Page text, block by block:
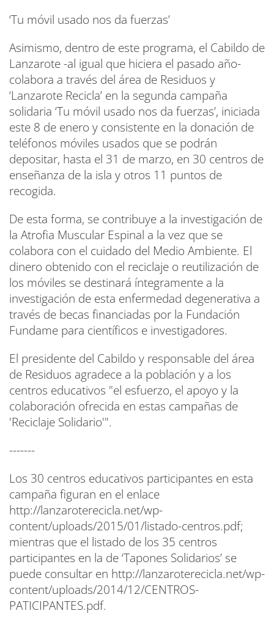
‘Tu móvil usado nos da fuerzas’
Asimismo, dentro de este programa, el Cabildo de
Lanzarote -al igual que hiciera el pasado año-
colabora a través del área de Residuos y
‘Lanzarote Recicla’ en la segunda campaña
solidaria ‘Tu móvil usado nos da fuerzas’, iniciada
este 8 de enero y consistente en la donación de
teléfonos móviles usados que se podrán
depositar, hasta el 31 de marzo, en 30 centros de
enseñanza de la isla y otros 11 puntos de
recogida.
De esta forma, se contribuye a la investigación de
la Atrofia Muscular Espinal a la vez que se
colabora con el cuidado del Medio Ambiente. El
dinero obtenido con el reciclaje o reutilización de
los móviles se destinará íntegramente a la
investigación de esta enfermedad degenerativa a
través de becas financiadas por la Fundación
Fundame para científicos e investigadores.
El presidente del Cabildo y responsable del área
de Residuos agradece a la población y a los
centros educativos "el esfuerzo, el apoyo y la
colaboración ofrecida en estas campañas de
'Reciclaje Solidario'".
-------
Los 30 centros educativos participantes en esta
campaña figuran en el enlace
http://lanzaroterecicla.net/wp-
content/uploads/2015/01/listado-centros.pdf;
mientras que el listado de los 35 centros
participantes en la de ‘Tapones Solidarios’ se
puede consultar en http://lanzaroterecicla.net/wp-
content/uploads/2014/12/CENTROS-
PATICIPANTES.pdf.